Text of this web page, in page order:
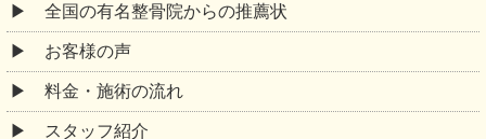
全国の有名整骨院からの推薦状
お客様の声
料金・施術の流れ
スタッフ紹介